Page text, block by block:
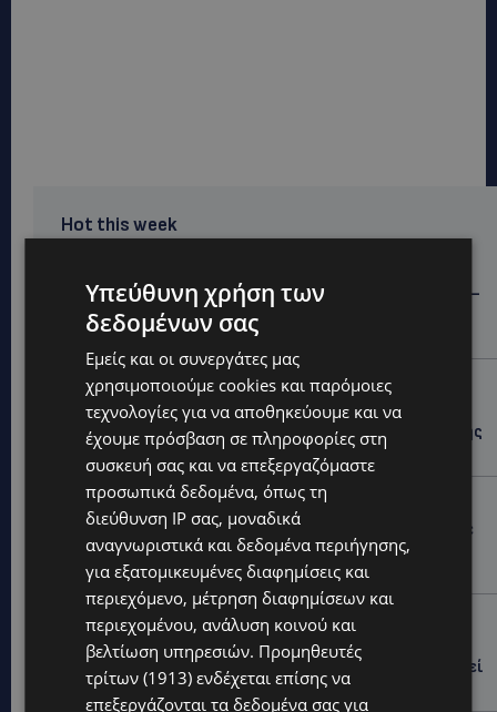
Hot this week
ΓΕΝΕΘΛΙΟΣ ΗΜΕΡΑ: Η ηλικία είναι μόνο ένας αριθμός –
Οι άνθρωποι και οι στιγμές είναι η πραγματική μας
ιστορία
STORIES
ΕΛΕΝΑ ΑΝΤΩΝΙΑΔΟΥ: Αγώνας ζωής για τη 37χρονη
μητέρα τριών παιδιών – Έρανος για τη θεραπεία της
στην Αγγλία
UPDATES
ΚΑΤΑΓΓΕΛΙΑ: Για άνδρα που φέρεται να παρενοχλούσε
γυναίκες στο Δασούδι – Σε εξέλιξη οι αστυνομικές
έρευνες
UPDATES
ΛΕΥΚΩΣΙΑ: Γιατί ένας 16χρονος φέρεται να έβαλε
φωτιά σε ιστορική μπυραρία – Η Αστυνομία αναζητεί
το κίνητρο
Υπεύθυνη χρήση των
δεδομένων σας
Εμείς και οι συνεργάτες μας
χρησιμοποιούμε cookies και παρόμοιες
τεχνολογίες για να αποθηκεύουμε και να
έχουμε πρόσβαση σε πληροφορίες στη
συσκευή σας και να επεξεργαζόμαστε
προσωπικά δεδομένα, όπως τη
διεύθυνση IP σας, μοναδικά
αναγνωριστικά και δεδομένα περιήγησης,
για εξατομικευμένες διαφημίσεις και
περιεχόμενο, μέτρηση διαφημίσεων και
περιεχομένου, ανάλυση κοινού και
βελτίωση υπηρεσιών. Προμηθευτές
τρίτων (1913) ενδέχεται επίσης να
επεξεργάζονται τα δεδομένα σας για